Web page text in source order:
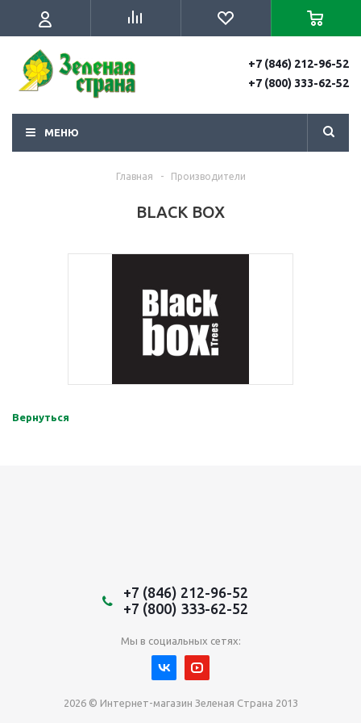
+7 (846) 212-96-52
+7 (800) 333-62-52
МЕНЮ
Главная - Производители
BLACK BOX
Вернуться
+7 (846) 212-96-52
+7 (800) 333-62-52
Мы в социальных сетях:
2026 © Интернет-магазин Зеленая Страна 2013